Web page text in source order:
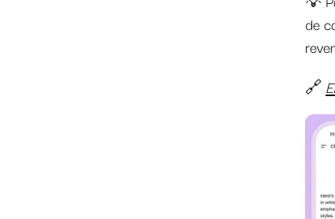
de
🔗